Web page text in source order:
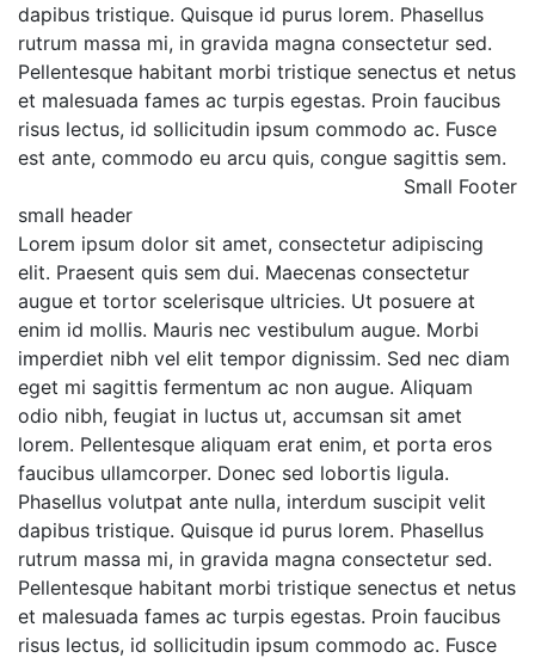
dapibus tristique. Quisque id purus lorem. Phasellus
rutrum massa mi, in gravida magna consectetur sed.
Pellentesque habitant morbi tristique senectus et netus
et malesuada fames ac turpis egestas. Proin faucibus
risus lectus, id sollicitudin ipsum commodo ac. Fusce
est ante, commodo eu arcu quis, congue sagittis sem.
Small Footer
small header
Lorem ipsum dolor sit amet, consectetur adipiscing
elit. Praesent quis sem dui. Maecenas consectetur
augue et tortor scelerisque ultricies. Ut posuere at
enim id mollis. Mauris nec vestibulum augue. Morbi
imperdiet nibh vel elit tempor dignissim. Sed nec diam
eget mi sagittis fermentum ac non augue. Aliquam
odio nibh, feugiat in luctus ut, accumsan sit amet
lorem. Pellentesque aliquam erat enim, et porta eros
faucibus ullamcorper. Donec sed lobortis ligula.
Phasellus volutpat ante nulla, interdum suscipit velit
dapibus tristique. Quisque id purus lorem. Phasellus
rutrum massa mi, in gravida magna consectetur sed.
Pellentesque habitant morbi tristique senectus et netus
et malesuada fames ac turpis egestas. Proin faucibus
risus lectus, id sollicitudin ipsum commodo ac. Fusce